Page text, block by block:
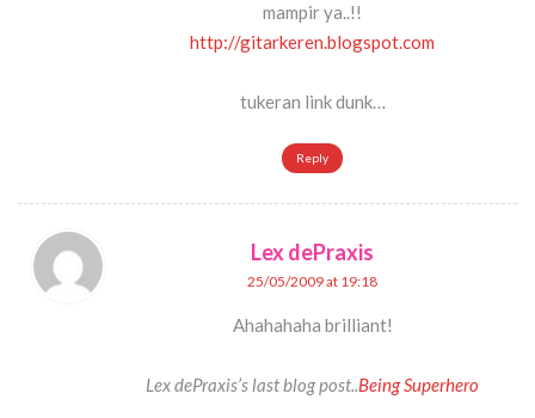
mampir ya..!!
http://gitarkeren.blogspot.com
tukeran link dunk…
Reply
Lex dePraxis
25/05/2009 at 19:18
Ahahahaha brilliant!
Lex dePraxis’s last blog post..Being Superhero